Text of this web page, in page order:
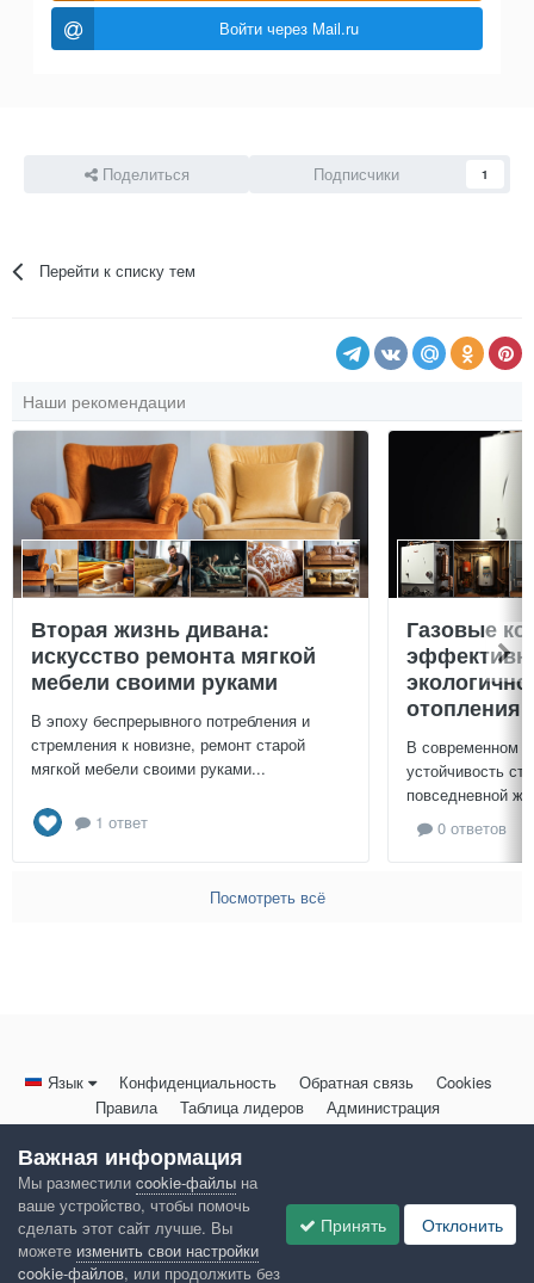
Войти через Mail.ru
Поделиться Подписчики 1
Перейти к списку тем
Наши рекомендации
Вторая жизнь дивана:
искусство ремонта мягкой
мебели своими руками
В эпоху беспрерывного потребления и
стремления к новизне, ремонт старой
мягкой мебели своими руками...
1 ответ
Газовые
отопления
В современном
устойчивость
повседневной
0 ответов
Посмотреть всё
Язык Конфиденциальность Обратная связь
Cookies
Правила
Таблица лидеров Администрация
Powered by Invision Community
Важная информация
Мы разместили cookie-файлы на
ваше устройство, чтобы помочь
сделать этот сайт лучше. Вы
можете изменить свои настройки
cookie-файлов, или продолжить без
Принять Отклонить